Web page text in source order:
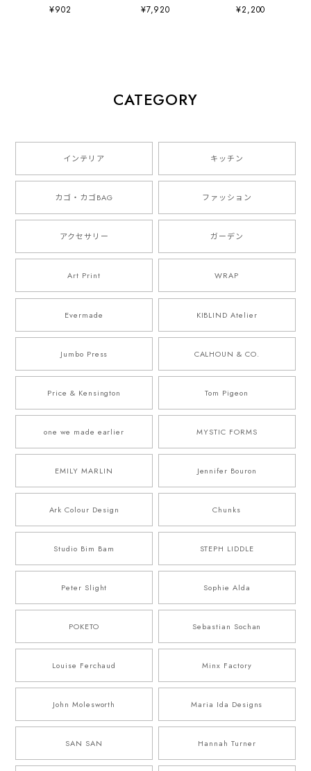
Artwork by
Charlotte Trounce
¥902
(297×420mm) Art
Print Artwork by
¥7,920 ッティ社
¥2,200
CATEGORY
インテリア キッチン
カゴ・カゴBAG ファッション
アクセサリー ガーデン
Art Print WRAP
Evermade KIBLIND Atelier
Jumbo Press CALHOUN & CO.
Price & Kensington Tom Pigeon
one we made earlier MYSTIC FORMS
EMILY MARLIN Jennifer Bouron
Ark Colour Design Chunks
Studio Bim Bam STEPH LIDDLE
Peter Slight Sophie Alda
POKETO Sebastian Sochan
Louise Ferchaud Minx Factory
John Molesworth Maria Ida Designs
SAN SAN Hannah Turner